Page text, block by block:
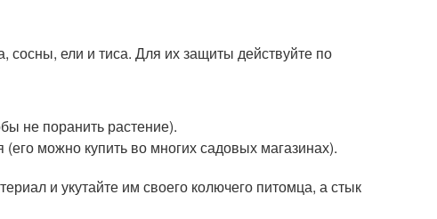
сосны, ели и тиса. Для их защиты действуйте по
не поранить растение).
можно купить во многих садовых магазинах).
и укутайте им своего колючего питомца, а стык